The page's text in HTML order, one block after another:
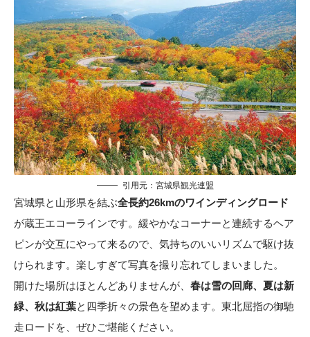
引用元：宮城県観光連盟
宮城県と山形県を結ぶ全長約26kmのワインディングロード
が蔵王エコーラインです。緩やかなコーナーと連続するヘア
ピンが交互にやって来るので、気持ちのいいリズムで駆け抜
けられます。楽しすぎて写真を撮り忘れてしまいました。
開けた場所はほとんどありませんが、 春は雪の回廊、夏は新
緑、秋は紅葉と四季折々の景色を望めます。東北屈指の御馳
走ロードを、ぜひご堪能ください。